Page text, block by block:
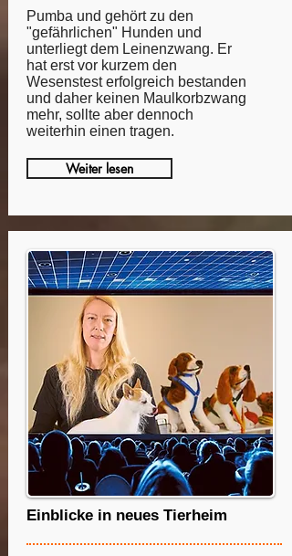
Pumba und gehört zu den
"gefährlichen" Hunden und
unterliegt dem Leinenzwang. Er
hat erst vor kurzem den
Wesenstest erfolgreich bestanden
und daher keinen Maulkorbzwang
mehr, sollte aber dennoch
weiterhin einen tragen.
Weiter lesen
Einblicke in neues Tierheim